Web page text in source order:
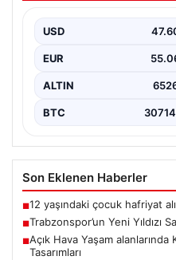
Salah, İstanbul’a iniş yaptı.
mensupları ve kulüp…
USD
EUR
ALTIN
BTC
Son Eklenen Haberler
■12 yaşındaki çocuk hafriyat
■Trabzonspor’un Yeni Yıldızı
■Açık Hava Yaşam
Tasarımları